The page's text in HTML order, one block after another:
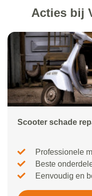
Acties bij
Scooter schade
Professionele
Beste
Eenvoudig en